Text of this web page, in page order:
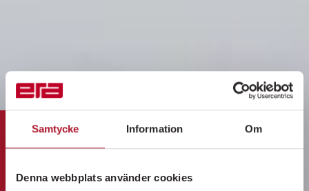
Samtycke Information Om
Denna webbplats använder cookies